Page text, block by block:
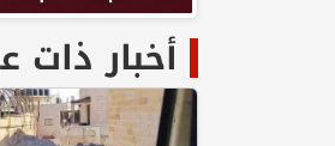
أخبار ذات